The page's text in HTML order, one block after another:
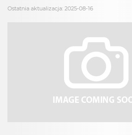
Ostatnia aktualizacja: 2025-08-16